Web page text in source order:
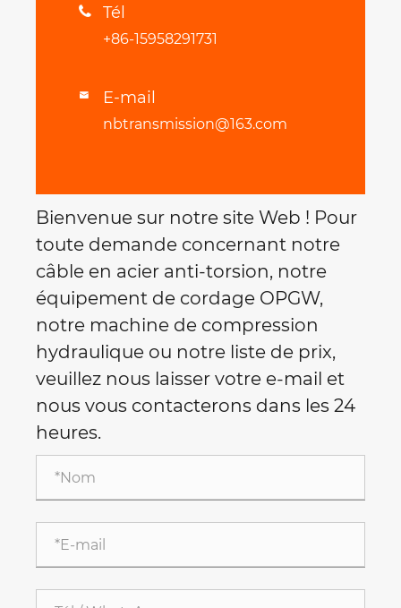
 Tél
+86-15958291731
 E-mail
nbtransmission@163.com
Bienvenue sur notre site Web ! Pour
toute demande concernant notre
câble en acier anti-torsion, notre
équipement de cordage OPGW,
notre machine de compression
hydraulique ou notre liste de prix,
veuillez nous laisser votre e-mail et
nous vous contacterons dans les 24
heures.